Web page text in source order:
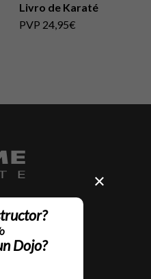
Livro de Karaté
PVP 24,95€
×
Dojo?